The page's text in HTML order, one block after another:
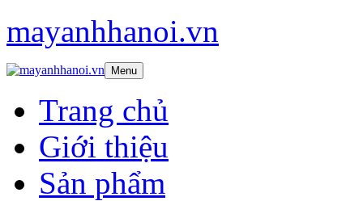
mayanhhanoi.vn
Menu
Trang chủ
Giới thiệu
Sản phẩm